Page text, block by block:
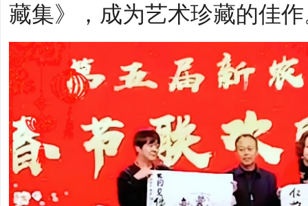
藏集》，成为艺术珍藏的佳